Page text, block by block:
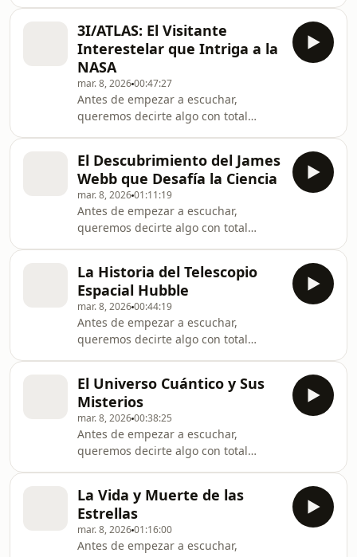
respira curiosidad. Astronomía del
Universo cui
anuncios están colocados únicamente
al inicio de cada episodio así puedes
escuchar sin interrupciones,
sumergirte por completo y, al mismo
tiempo, apoyar este espacio que
respira curiosidad. Astronomía del
Universo cui
3I/ATLAS: El Visitante
Interestelar que Intriga a la
NASA
mar. 8, 202600:47:27
Antes de empezar a escuchar,
queremos decirte algo con total
anuncios están colocados únicamente
al inicio de cada episodio así puedes
escuchar sin interrupciones,
sumergirte por completo y, al mismo
tiempo, apoyar este espacio que
respira curiosidad. Astronomía del
Universo cui
El Descubrimiento del James
Webb que Desafía la Ciencia
mar. 8, 202601:11:19
Antes de empezar a escuchar,
queremos decirte algo con total
anuncios están colocados únicamente
al inicio de cada episodio así puedes
escuchar sin interrupciones,
sumergirte por completo y, al mismo
tiempo, apoyar este espacio que
respira curiosidad. Astronomía del
Universo cui
La Historia del Telescopio
Espacial Hubble
mar. 8, 202600:44:19
Antes de empezar a escuchar,
queremos decirte algo con total
anuncios están colocados únicamente
al inicio de cada episodio así puedes
escuchar sin interrupciones,
sumergirte por completo y, al mismo
tiempo, apoyar este espacio que
respira curiosidad. Astronomía del
Universo cui
El Universo Cuántico y Sus
Misterios
mar. 8, 202600:38:25
Antes de empezar a escuchar,
queremos decirte algo con total
anuncios están colocados únicamente
al inicio de cada episodio así puedes
escuchar sin interrupciones,
sumergirte por completo y, al mismo
La Vida y Muerte de las
Estrellas
mar. 8, 202601:16:00
Antes de empezar a escuchar,